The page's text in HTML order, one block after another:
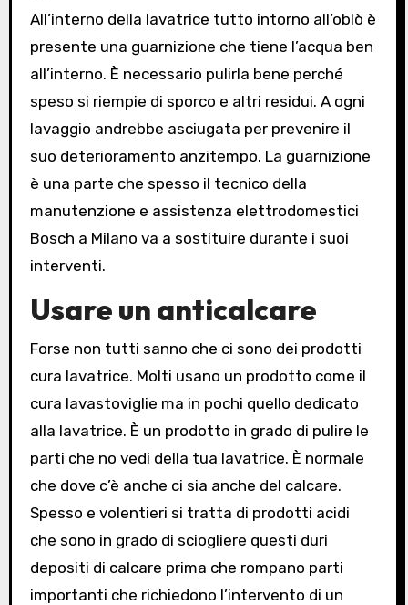
All’interno della lavatrice tutto intorno all’oblò è
presente una guarnizione che tiene l’acqua ben
all’interno. È necessario pulirla bene perché
speso si riempie di sporco e altri residui. A ogni
lavaggio andrebbe asciugata per prevenire il
suo deterioramento anzitempo. La guarnizione
è una parte che spesso il tecnico della
manutenzione e assistenza elettrodomestici
Bosch a Milano va a sostituire durante i suoi
interventi.
Usare un anticalcare
Forse non tutti sanno che ci sono dei prodotti
cura lavatrice. Molti usano un prodotto come il
cura lavastoviglie ma in pochi quello dedicato
alla lavatrice. È un prodotto in grado di pulire le
parti che no vedi della tua lavatrice. È normale
che dove c’è anche ci sia anche del calcare.
Spesso e volentieri si tratta di prodotti acidi
che sono in grado di sciogliere questi duri
depositi di calcare prima che rompano parti
importanti che richiedono l’intervento di un